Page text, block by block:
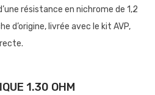
résistance en nichrome de 1,2
d’origine, livrée avec le kit AVP,
1.30 OHM